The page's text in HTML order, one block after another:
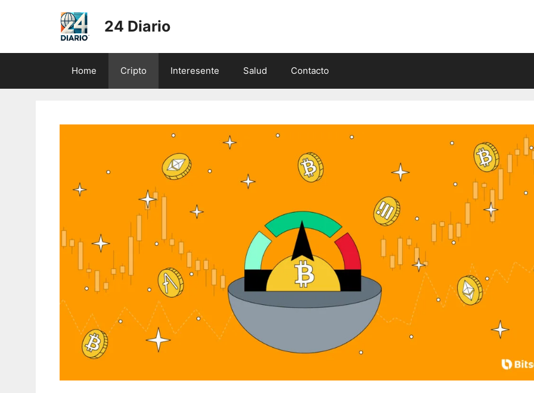
24 Diario
Home Cripto Interesente Salud Contacto